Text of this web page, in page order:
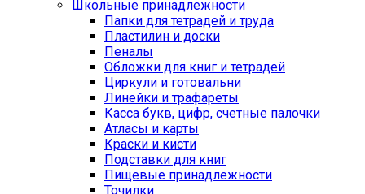
Школьные принадлежности
Папки для тетрадей и труда
Пластилин и доски
Пеналы
Обложки для книг и тетрадей
Циркули и готовальни
Линейки и трафареты
Касса букв, цифр, счетные палочки
Атласы и карты
Краски и кисти
Подставки для книг
Пищевые принадлежности
Точилки